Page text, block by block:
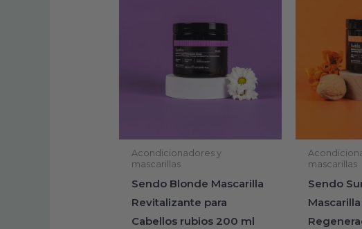
Acondicionadores y
mascarillas
Sendo Blonde Mascarilla
Revitalizante para
Cabellos rubios 200 ml
mascarillas
Sendo